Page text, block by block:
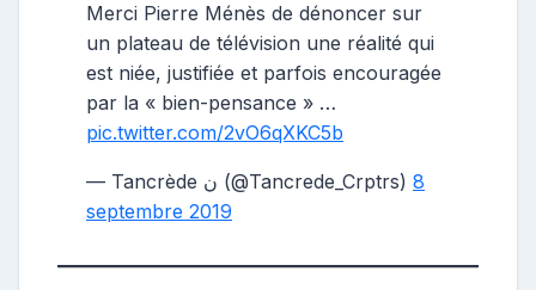
Merci Pierre Ménès de dénoncer sur
un plateau de télévision une réalité qui
est niée, justifiée et parfois encouragée
par la « bien-pensance » …
pic.twitter.com/2vO6qXKC5b
— Tancrède ن (@Tancrede_Crptrs) 8
septembre 2019